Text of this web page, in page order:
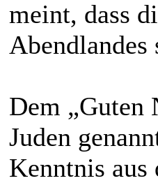
meint, dass
Abendlandes
Dem „Guten
Juden
Kenntnis aus